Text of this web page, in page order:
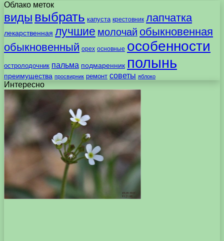
Облако меток
виды выбрать капуста крестовник лапчатка
лекарственная лучшие молочай обыкновенная
обыкновенный орех основные особенности
остролодочник пальма подмаренник полынь
преимущества просвирник ремонт советы яблоко
Интересно